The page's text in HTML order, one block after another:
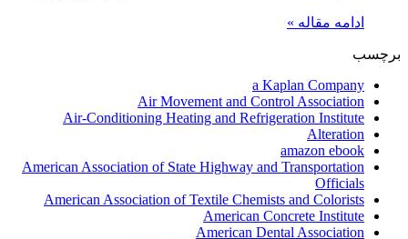
ادامه مقاله »
برچسب
a Kaplan Company
Air Movement and Control Association
Air-Conditioning Heating and Refrigeration Institute
Alteration
amazon ebook
American Association of State Highway and Transportation
Officials
American Association of Textile Chemists and Colorists
American Concrete Institute
American Dental Association